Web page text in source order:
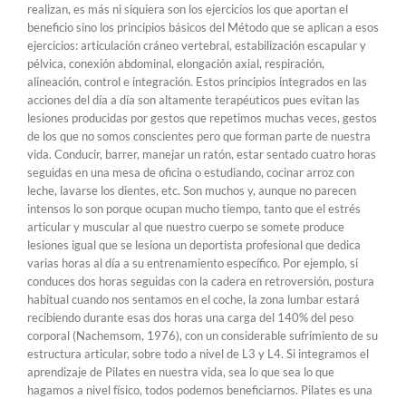
realizan, es más ni siquiera son los ejercicios los que aportan el
beneficio sino los principios básicos del Método que se aplican a esos
ejercicios: articulación cráneo vertebral, estabilización escapular y
pélvica, conexión abdominal, elongación axial, respiración,
alineación, control e integración. Estos principios integrados en las
acciones del día a día son altamente terapéuticos pues evitan las
lesiones producidas por gestos que repetimos muchas veces, gestos
de los que no somos conscientes pero que forman parte de nuestra
vida. Conducir, barrer, manejar un ratón, estar sentado cuatro horas
seguidas en una mesa de oficina o estudiando, cocinar arroz con
leche, lavarse los dientes, etc. Son muchos y, aunque no parecen
intensos lo son porque ocupan mucho tiempo, tanto que el estrés
articular y muscular al que nuestro cuerpo se somete produce
lesiones igual que se lesiona un deportista profesional que dedica
varias horas al día a su entrenamiento específico. Por ejemplo, si
conduces dos horas seguidas con la cadera en retroversión, postura
habitual cuando nos sentamos en el coche, la zona lumbar estará
recibiendo durante esas dos horas una carga del 140% del peso
corporal (Nachemsom, 1976), con un considerable sufrimiento de su
estructura articular, sobre todo a nivel de L3 y L4. Si integramos el
aprendizaje de Pilates en nuestra vida, sea lo que sea lo que
hagamos a nivel físico, todos podemos beneficiarnos. Pilates es una